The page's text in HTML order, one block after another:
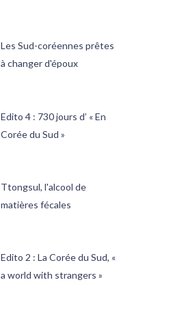
Les Sud-coréennes prêtes
à changer d'époux
Edito 4 : 730 jours d’ « En
Corée du Sud »
Ttongsul, l'alcool de
matières fécales
Edito 2 : La Corée du Sud, «
a world with strangers »